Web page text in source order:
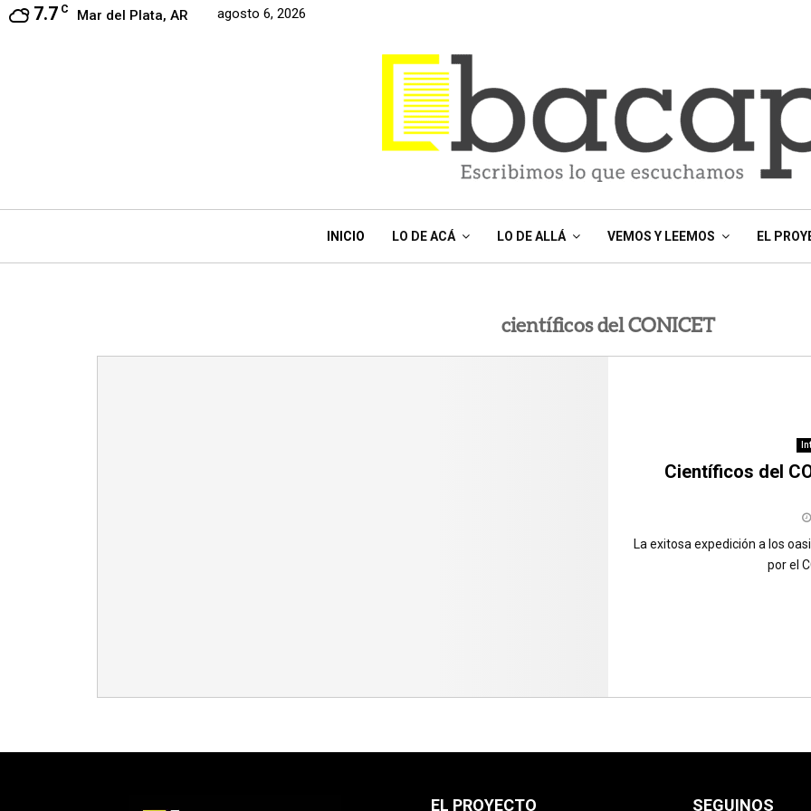
7.7 C Mar del Plata, AR agosto 6, 2026
INICIO LO DE ACÁ LO DE ALLÁ VEMOS Y LEEMOS EL
científicos del CONICET
Científicos del
La exitosa expedición a los
por el
EL PROYECTO SEGUINOS